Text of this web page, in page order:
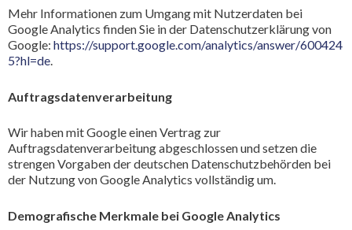
Mehr Informationen zum Umgang mit Nutzerdaten bei
Google Analytics finden Sie in der Datenschutzerklärung von
Google: https://support.google.com/analytics/answer/600424
5?hl=de.
Auftragsdatenverarbeitung
Wir haben mit Google einen Vertrag zur
Auftragsdatenverarbeitung abgeschlossen und setzen die
strengen Vorgaben der deutschen Datenschutzbehörden bei
der Nutzung von Google Analytics vollständig um.
Demografische Merkmale bei Google Analytics